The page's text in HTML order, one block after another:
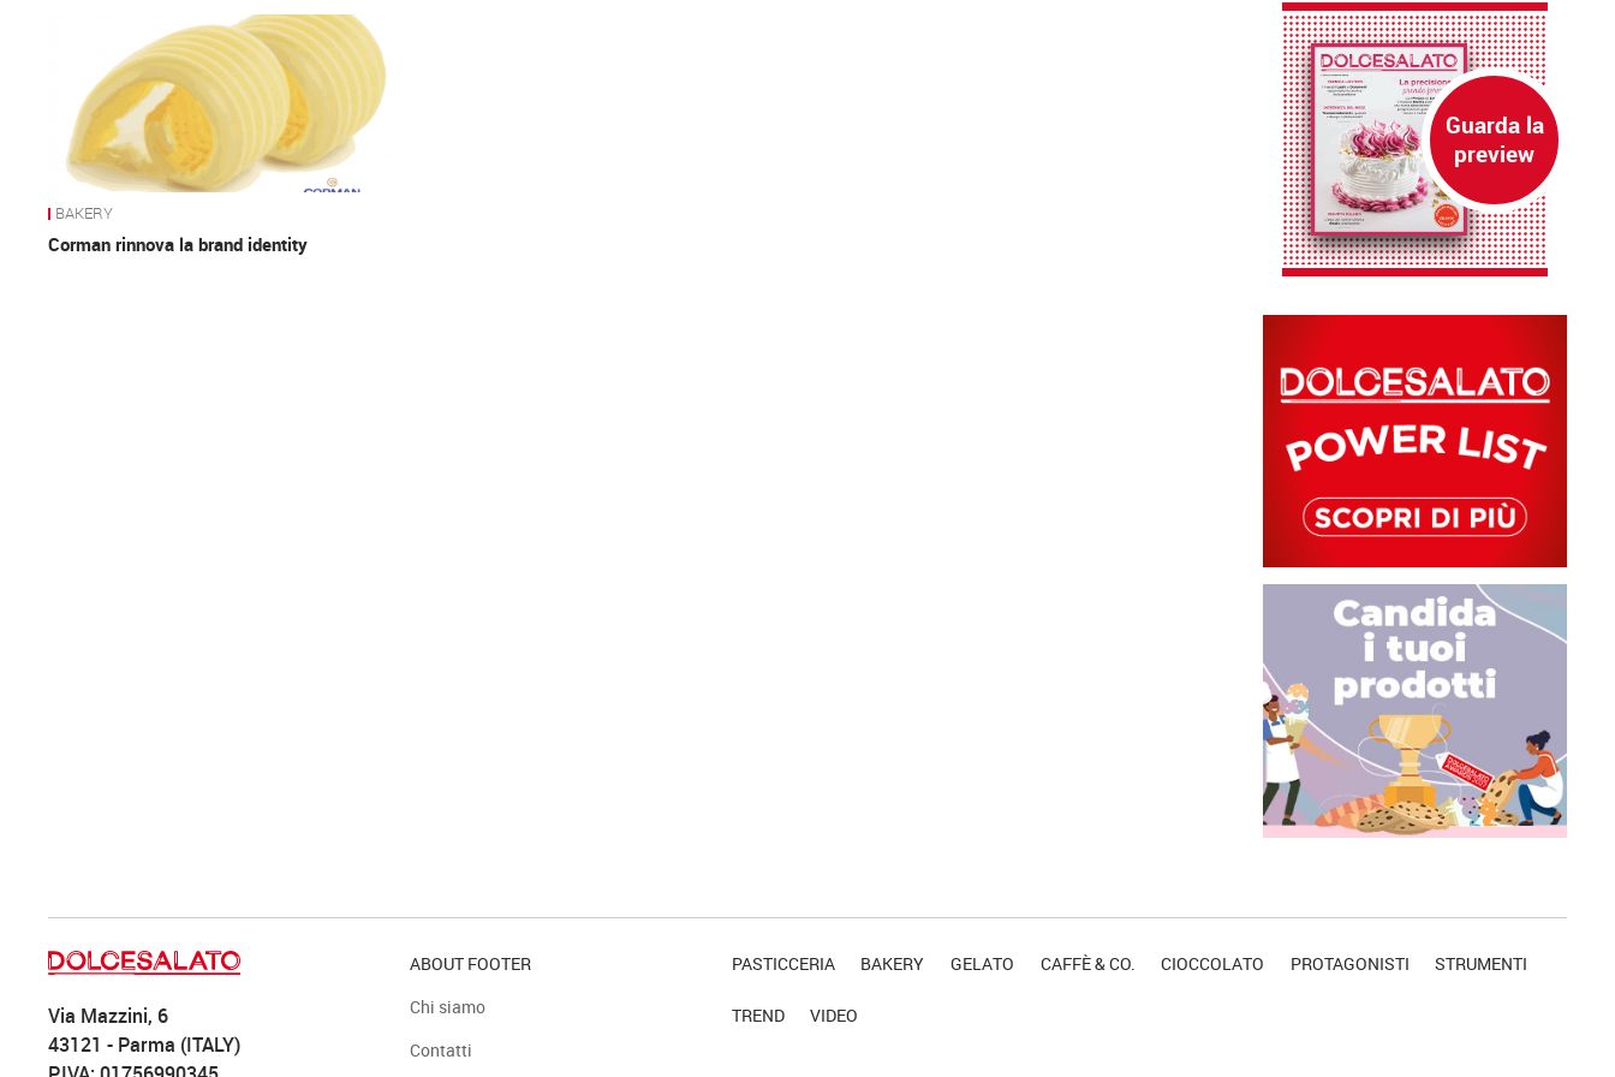
BAKERY
Corman rinnova la brand identity
Via Mazzini, 6
43121 - Parma (ITALY)
ABOUT FOOTER
Chi siamo
Contatti
PASTICCERIA BAKERY GELATO CAFFÈ & CO. CIOCCOLATO PROTAGONISTI STRUMENTI
TREND VIDEO